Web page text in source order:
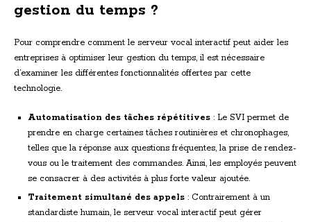
gestion du temps ?
Pour comprendre comment le serveur vocal interactif peut aider les
entreprises à optimiser leur gestion du temps, il est nécessaire
d’examiner les différentes fonctionnalités offertes par cette
technologie.
Automatisation des tâches répétitives : Le SVI permet de
prendre en charge certaines tâches routinières et chronophages,
telles que la réponse aux questions fréquentes, la prise de rendez-
vous ou le traitement des commandes. Ainsi, les employés peuvent
se consacrer à des activités à plus forte valeur ajoutée.
Traitement simultané des appels : Contrairement à un
standardiste humain, le serveur vocal interactif peut gérer